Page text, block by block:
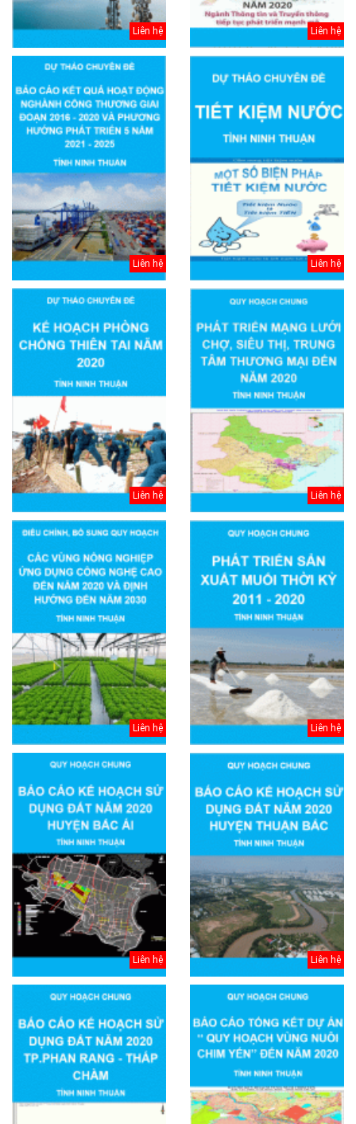
Liên hệ Liên hệ
Liên hệ Liên hệ
Liên hệ Liên hệ
Liên hệ Liên hệ
Liên hệ Liên hệ